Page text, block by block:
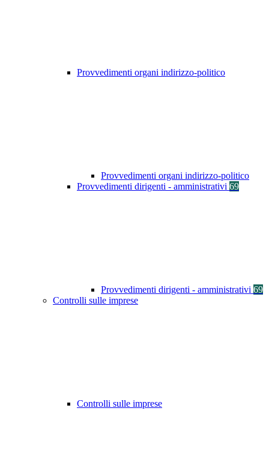
Provvedimenti organi indirizzo-politico
Provvedimenti organi indirizzo-politico
Provvedimenti dirigenti - amministrativi 69
Provvedimenti dirigenti - amministrativi 69
Controlli sulle imprese
Controlli sulle imprese